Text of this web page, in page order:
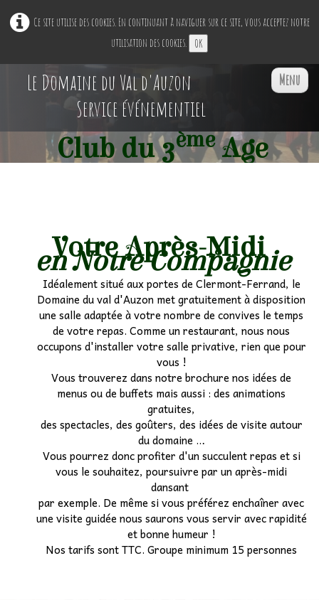
Ce site utilise des cookies. En continuant à naviguer sur ce site, vous acceptez notre
utilisation des cookies. OK
Le Domaine du Val d'Auzon
Service événementiel
Menu
Accueil
Professionnels ▼
Particuliers▼
Etudiants
Associatif▼
Autocariste
Club du 3èmeAge
Votre Après-Midi
en Notre Compagnie
Idéalement situé aux portes de Clermont-Ferrand, le
Domaine du val d'Auzon met gratuitement à disposition
une salle adaptée à votre nombre de convives le temps
de votre repas. Comme un restaurant, nous nous
occupons d'installer votre salle privative, rien que pour
vous !
Vous trouverez dans notre brochure nos idées de
menus ou de buffets mais aussi : des animations
gratuites,
des spectacles, des goûters, des idées de visite autour
du domaine …
Vous pourrez donc profiter d'un succulent repas et si
vous le souhaitez, poursuivre par un après-midi
dansant
par exemple. De même si vous préférez enchaîner avec
une visite guidée nous saurons vous servir avec rapidité
et bonne humeur !
Nos tarifs sont TTC. Groupe minimum 15 personnes